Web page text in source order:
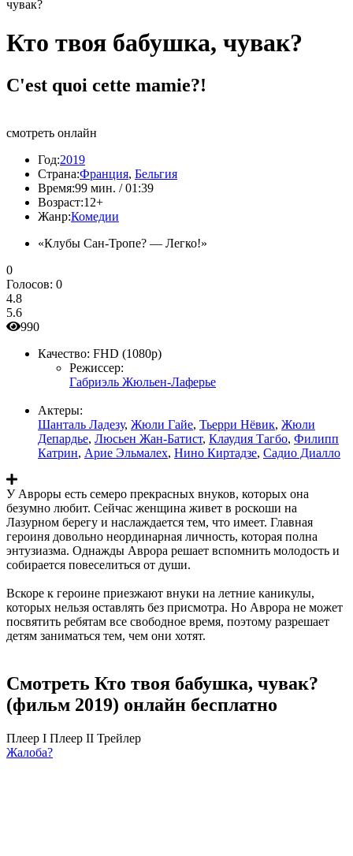
чувак?
Кто твоя бабушка, чувак?
C'est quoi cette mamie?!
смотреть онлайн
Год:2019
Страна:Франция, Бельгия
Время:99 мин. / 01:39
Возраст:12+
Жанр:Комедии
«Клубы Сан-Тропе? — Легко!»
0
Голосов: 0
4.8
5.6
990
Качество: FHD (1080p)
Режиссер:
Габриэль Жюльен-Лаферье
Актеры:
Шанталь Ладезу, Жюли Гайе, Тьерри Нёвик, Жюли
Депардье, Люсьен Жан-Батист, Клаудия Тагбо, Филипп
Катрин, Арие Эльмалех, Нино Киртадзе, Садио Диалло
У Авроры есть семеро прекрасных внуков, которых она
безумно любит. Сейчас женщина живет в роскоши на
Лазурном берегу и наслаждается тем, что имеет. Главная
героиня довольно неординарная личность, которая полна
энтузиазма. Однажды Аврора решает вспомнить молодость и
собирается повеселиться от души.
Вскоре к героине приезжают внуки на летние каникулы,
которых нельзя оставлять без присмотра. Но Аврора не может
посвятить ребятам все свободное время, поэтому разрешает
детям заниматься тем, чем они хотят.
Смотреть Кто твоя бабушка, чувак?
(фильм 2019) онлайн бесплатно
Плеер I Плеер II Трейлер
Жалоба?